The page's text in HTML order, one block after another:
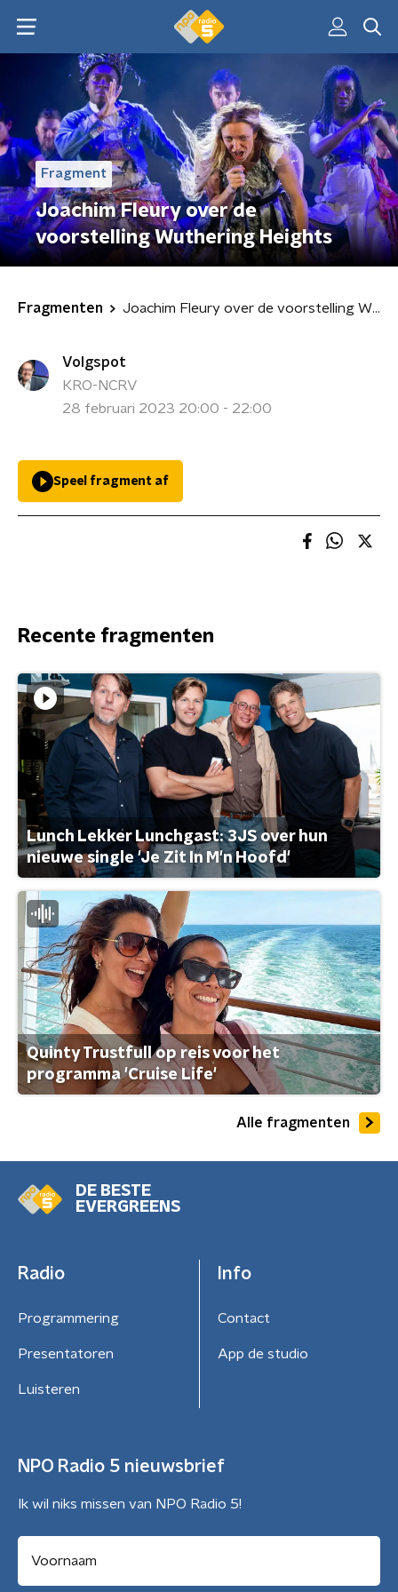
Fragment
Joachim Fleury over de
voorstelling Wuthering Heights
Fragmenten Joachim Fleury over de voorstelling Wuthering Heights
Volgspot
KRO-NCRV
28 februari 2023 20:00 - 22:00
Speel fragment af
Recente fragmenten
Lunch Lekker Lunchgast: 3JS over hun
nieuwe single 'Je Zit In M'n Hoofd'
Quinty Trustfull op reis voor het
programma 'Cruise Life'
Alle fragmenten
DE BESTE
EVERGREENS
Radio
Programmering
Presentatoren
Luisteren
Info
Contact
App de studio
NPO Radio 5 nieuwsbrief
Ik wil niks missen van NPO Radio 5!